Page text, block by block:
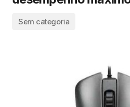
Sem categoria